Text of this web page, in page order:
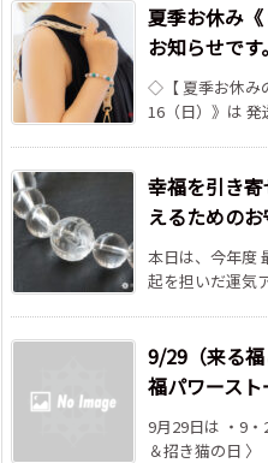
夏季お休み
お知らせです。
◇【 夏季お休み
16（日）》は 発
幸福を引き
えるための
本日は、今年度
起を担いだ運気
9/29（来る
福パワース
9月29日は ・9
＆招き猫の日 〉